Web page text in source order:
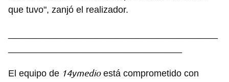
que tuvo", zanjó el realizador.
El equipo de 14ymedioestá comprometido con